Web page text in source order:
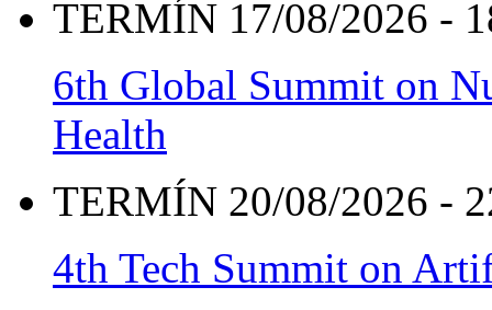
TERMÍN 17/08/2026 -
6th Global Summit on
Health
TERMÍN 20/08/2026 -
4th Tech Summit on